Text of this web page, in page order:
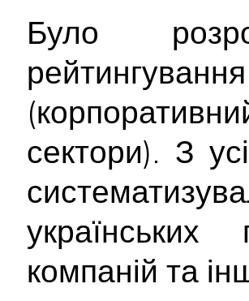
Було
сектори). З
українських
компаній та